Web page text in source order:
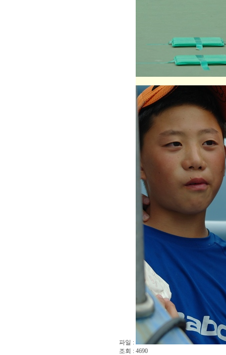
파일 :
조회 : 4690